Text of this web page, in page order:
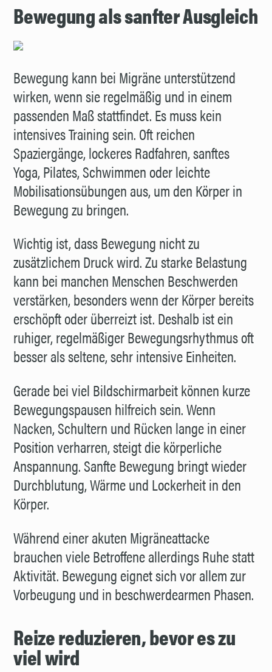
Bewegung als sanfter Ausgleich
Bewegung kann bei Migräne unterstützend
wirken, wenn sie regelmäßig und in einem
passenden Maß stattfindet. Es muss kein
intensives Training sein. Oft reichen
Spaziergänge, lockeres Radfahren, sanftes
Yoga, Pilates, Schwimmen oder leichte
Mobilisationsübungen aus, um den Körper in
Bewegung zu bringen.
Wichtig ist, dass Bewegung nicht zu
zusätzlichem Druck wird. Zu starke Belastung
kann bei manchen Menschen Beschwerden
verstärken, besonders wenn der Körper bereits
erschöpft oder überreizt ist. Deshalb ist ein
ruhiger, regelmäßiger Bewegungsrhythmus oft
besser als seltene, sehr intensive Einheiten.
Gerade bei viel Bildschirmarbeit können kurze
Bewegungspausen hilfreich sein. Wenn
Nacken, Schultern und Rücken lange in einer
Position verharren, steigt die körperliche
Anspannung. Sanfte Bewegung bringt wieder
Durchblutung, Wärme und Lockerheit in den
Körper.
Während einer akuten Migräneattacke
brauchen viele Betroffene allerdings Ruhe statt
Aktivität. Bewegung eignet sich vor allem zur
Vorbeugung und in beschwerdearmen Phasen.
Reize reduzieren, bevor es zu
viel wird